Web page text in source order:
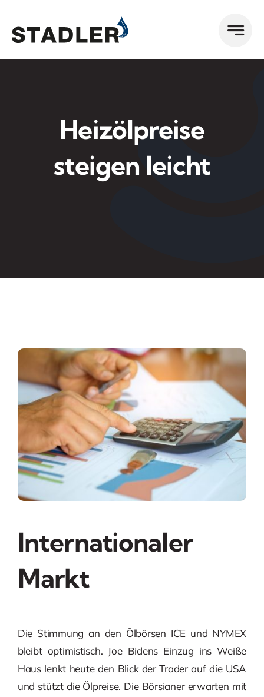
Inhalt
springen
Heizölpreise
steigen leicht
Internationaler
Markt
Die Stimmung an den Ölbörsen ICE und NYMEX
bleibt optimistisch. Joe Bidens Einzug ins Weiße
Haus lenkt heute den Blick der Trader auf die USA
und stützt die Ölpreise. Die Börsianer erwarten mit